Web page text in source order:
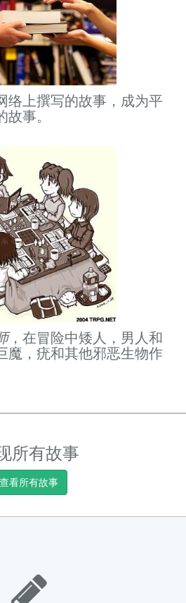
络上撰写的故事，成为平
事。
，在冒险中矮人，男人和
魔，疣和其他邪恶生物作
所有故事
查看所有故事